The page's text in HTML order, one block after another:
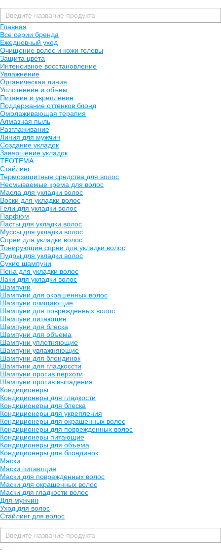
Главная
Все серии бренда
Ежедневный уход
Очищение волос и кожи головы
Защита цвета
Интенсивное восстановление
Увлажнение
Органическая линия
Уплотнение и объем
Питание и укрепление
Поддержание оттенков блонд
Омолаживающая терапия
Алмазная пыль
Разглаживание
Линия для мужчин
Создание укладок
Завершение укладок
TEOTEMA
Стайлинг
Термозащитные средства для волос
Несмываемые крема для волос
Масла для укладки волос
Воски для укладки волос
Гели для укладки волос
Парфюм
Пасты для укладки волос
Муссы для укладки волос
Спреи для укладки волос
Тонирующие спреи для укладки волос
Пудры для укладки волос
Сухие шампуни
Пена для укладки волос
Лаки для укладки волос
Шампуни
Шампуни для окрашенных волос
Шампуни очищающие
Шампуни для поврежденных волос
Шампуни питающие
Шампуни для блеска
Шампуни для объема
Шампуни уплотняющие
Шампуни увлажняющие
Шампуни для блондинок
Шампуни для гладкоссти
Шампуни против перхоти
Шампуни против выпадения
Кондиционеры
Кондиционеры для гладкости
Кондиционеры для блеска
Кондиционеры для укрепления
Кондиционеры для окрашенных волос
Кондиционеры для поврежденных волос
Кондиционеры питающие
Кондиционеры для объема
Кондиционеры для блондинок
Маски
Маски питающие
Маски для поврежденных волос
Маски для окрашенных волос
Маски для гладкости волос
Для мужчин
Уход для волос
Стайлинг для волос
Профессиональные
средства для волос:
завершение укладки